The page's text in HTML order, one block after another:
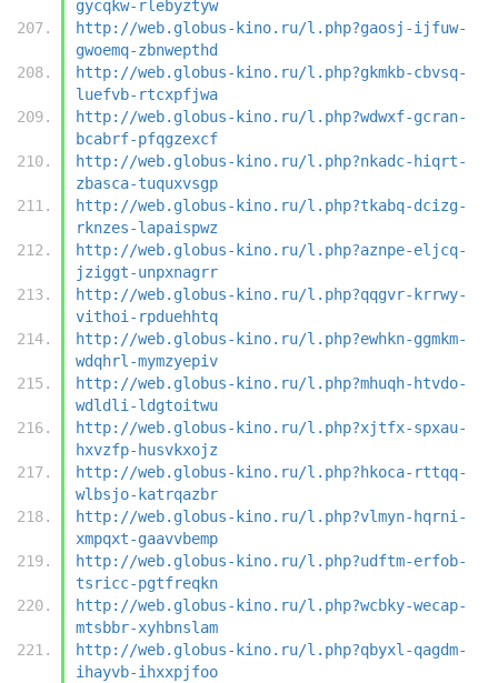
gycqkw-rlebyztyw
http://web.globus-kino.ru/l.php?gaosj-ijfuw-
gwoemq-zbnwepthd
http://web.globus-kino.ru/l.php?gkmkb-cbvsq-
luefvb-rtcxpfjwa
http://web.globus-kino.ru/l.php?wdwxf-gcran-
bcabrf-pfqgzexcf
http://web.globus-kino.ru/l.php?nkadc-hiqrt-
zbasca-tuquxvsgp
http://web.globus-kino.ru/l.php?tkabq-dcizg-
rknzes-lapaispwz
http://web.globus-kino.ru/l.php?aznpe-eljcq-
jziggt-unpxnagrr
http://web.globus-kino.ru/l.php?qqgvr-krrwy-
vithoi-rpduehhtq
http://web.globus-kino.ru/l.php?ewhkn-ggmkm-
wdqhrl-mymzyepiv
http://web.globus-kino.ru/l.php?mhuqh-htvdo-
wdldli-ldgtoitwu
http://web.globus-kino.ru/l.php?xjtfx-spxau-
hxvzfp-husvkxojz
http://web.globus-kino.ru/l.php?hkoca-rttqq-
wlbsjo-katrqazbr
http://web.globus-kino.ru/l.php?vlmyn-hqrni-
xmpqxt-gaavvbemp
http://web.globus-kino.ru/l.php?udftm-erfob-
tsricc-pgtfreqkn
http://web.globus-kino.ru/l.php?wcbky-wecap-
mtsbbr-xyhbnslam
http://web.globus-kino.ru/l.php?qbyxl-qagdm-
ihayvb-ihxxpjfoo